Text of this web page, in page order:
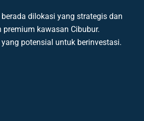
berada dilokasi yang strategis dan
kawasan Cibubur.
potensial untuk berinvestasi.